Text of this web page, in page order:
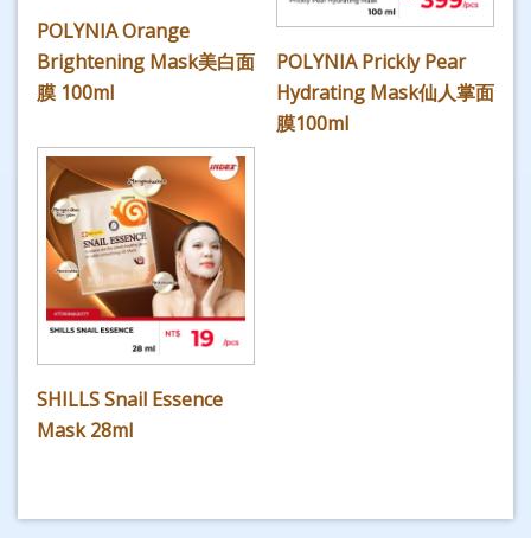
POLYNIA Orange
Brightening Mask美白面
膜 100ml
POLYNIA Prickly Pear
Hydrating Mask仙人掌面
膜100ml
SHILLS Snail Essence
Mask 28ml